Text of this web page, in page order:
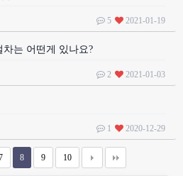
5 2021-01-19
는 어떤게 있나요?
2 2021-01-03
1 2020-12-29
8 9 10